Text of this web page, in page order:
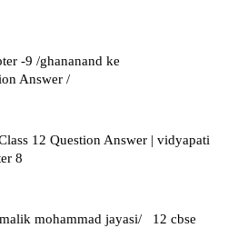
-9 /ghananand ke
Answer /
12 Question Answer | vidyapati
8
mohammad jayasi/ 12 cbse